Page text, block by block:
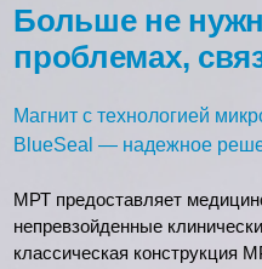
Больше не
проблемах,
Магнит с технологией
BlueSeal — надежное
МРТ предоставляет
непревзойденные
классическая конструкция